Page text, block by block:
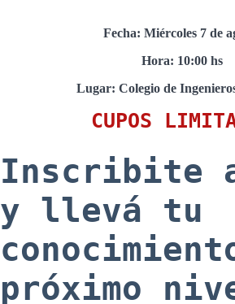
Fecha: Miércoles 7 de
Hora: 10:00 hs
Lugar: Colegio de
CUPOS
Inscribite
y llevá tu
próximo